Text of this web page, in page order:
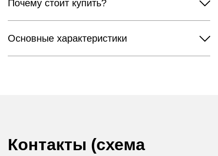
Почему стоит купить?
Основные характеристики
Контакты (схема